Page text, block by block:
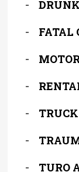
FATAL
TURO